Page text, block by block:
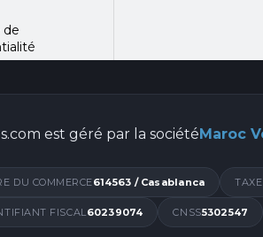
de
est géré par la sociétéMaroc
DU COMMERCE614563 / Casablanca
FISCAL60239074 CNSS5302547